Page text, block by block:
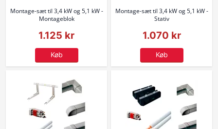
Montage-sæt til 3,4 kW og 5,1 kW -
Montageblok
1.125 kr
Køb
Montage-sæt til 3,4 kW og 5,1 kW -
Stativ
1.070 kr
Køb